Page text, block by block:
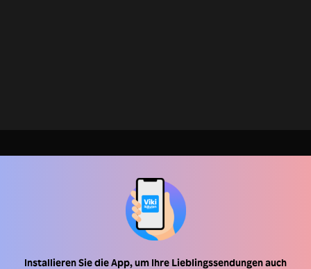
Installieren Sie die App, um Ihre Lieblingssendungen auch
Hilfe Center